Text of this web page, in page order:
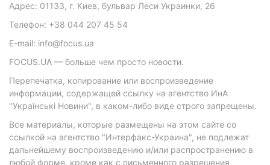
Адрес: 01133, г. Киев, бульвар Леси Украинки, 26
Телефон: +38 044 207 45 54
E-mail: info@focus.ua
FOCUS.UA — больше чем просто новости.
Перепечатка, копирование или воспроизведение
информации, содержащей ссылку на агентство ИнА
"Українські Новини", в каком-либо виде строго запрещены.
Все материалы, которые размещены на этом сайте со
ссылкой на агентство "Интерфакс-Украина", не подлежат
дальнейшему воспроизведению и/или распространению в
любой форме, кроме как с письменного разрешения